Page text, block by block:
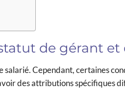
de gérant et
salarié. Cependant, certaines
des attributions spécifiques